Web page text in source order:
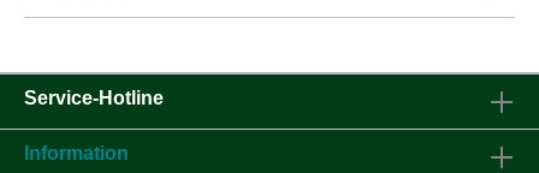
Service-Hotline
Information